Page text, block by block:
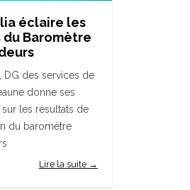
éclaire les
Baromètre
DG des services de
donne ses
les résultats de
du baromètre
Lire la suite →